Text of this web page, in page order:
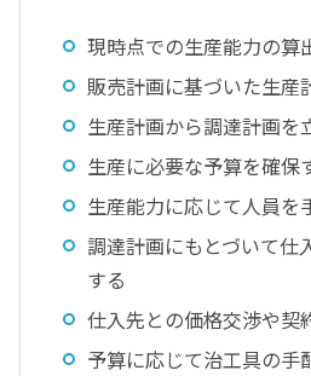
現時点での生産能力の算
販売計画に基づいた生産
生産計画から調達計画を
生産に必要な予算を確保
生産能力に応じて人員を
調達計画にもとづいて仕
する
仕入先との価格交渉や契
予算に応じて治工具の手